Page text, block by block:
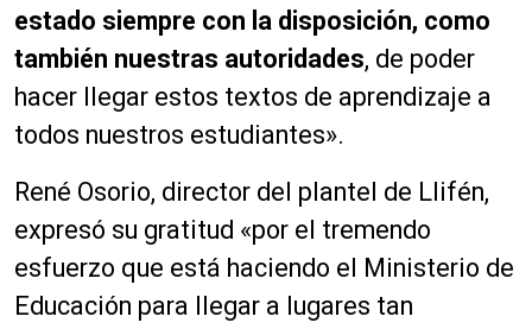
estado siempre con la disposición, como
también nuestras autoridades, de poder
hacer llegar estos textos de aprendizaje a
todos nuestros estudiantes».
René Osorio, director del plantel de Llifén,
expresó su gratitud «por el tremendo
esfuerzo que está haciendo el Ministerio de
Educación para llegar a lugares tan